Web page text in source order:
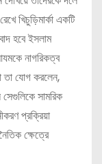
খিচুড়িমার্কা একটি
হবে ইসলাম
নাগরিকত্ব
তা যোগ করলেন,
সামরিক
প্রক্রিয়া
ক্ষেত্রে